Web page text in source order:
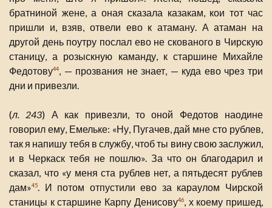
братниной жене, а оная сказала казакам, кои тот час
пришли и, взяв, отвели ево к атаману. А атаман на
другой день поутру послал ево не скованого в Чирскую
станицу, а розыскную каманду, к старшине Михайле
Федотову44, — прозвания не знает, — куда ево чрез три
дни и привезли.
(л. 243) А как привезли, то оной Федотов наодине
говорил ему, Емельке: «Ну, Пугачев, дай мне сто рублев,
так я напишу тебя в службу, чтоб ты вину свою заслужил,
и в Черкаск тебя не пошлю». За что он благодарил и
сказал, что «у меня ста рублев нет, а пятьдесят рублев
дам»45. И потом отпустили ево за караулом Чирской
станицы к старшине Карпу Денисову46, х коему пришед,